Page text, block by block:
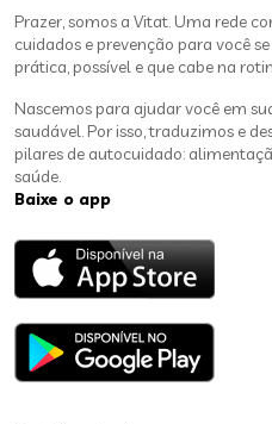
Prazer, somos a Vitat. Uma rede
cuidados e prevenção para você
prática, possível e que cabe na
Nascemos para ajudar você em
saudável. Por isso, traduzimos e
pilares de autocuidado:
saúde.
Baixe o app